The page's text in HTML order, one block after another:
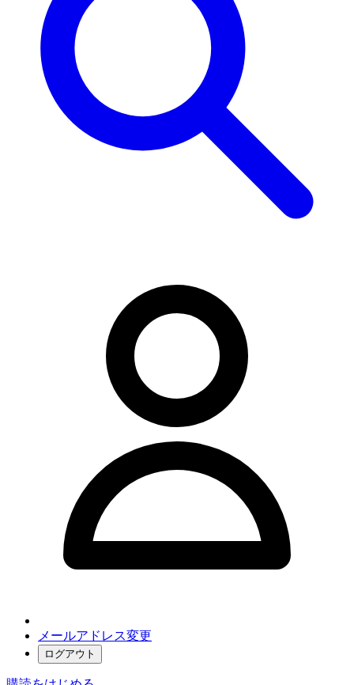
メールアドレス変更
ログアウト